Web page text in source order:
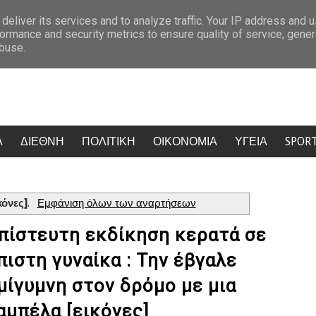
πρόκριση Κρίση στο κόμμα Καρυστιανού: Δύο ακόμη στελέχη
ΔΙΕΘΝΗ ΠΟΛΙΤΙΚΗ ΟΙΚΟΝΟΜΙΑ ΥΓΕΙΑ
. Εμφάνιση όλων των αναρτήσεων
εκδίκηση κερατά σε
γυναίκα : Την έβγαλε
στον δρόμο με μια
[εικόνες]
its services and to analyze traffic. Your IP address and
and security metrics to ensure quality of service,